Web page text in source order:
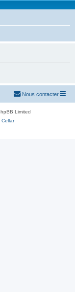
Nous contacter
Limited
Cellar